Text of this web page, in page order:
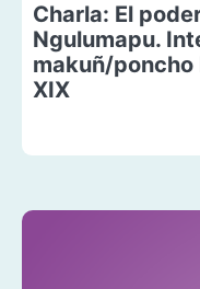
Charla: El
Ngulumapu.
makuñ/poncho
XIX